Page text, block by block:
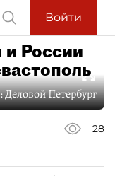
Войти
России
Деловой Петербург
28